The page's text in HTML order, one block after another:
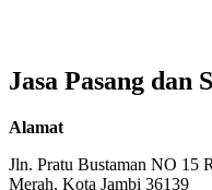
Jasa Pasang dan
Alamat
Jln. Pratu Bustaman NO 15
Merah, Kota Jambi 36139